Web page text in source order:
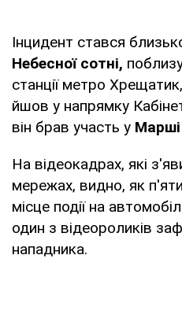
Інцидент стався
Небесної сотні,
станції метро
йшов у напрямку
він брав участь у Марші
На відеокадрах, які
мережах, видно, як
місце події на
один з відеороликів
нападника.